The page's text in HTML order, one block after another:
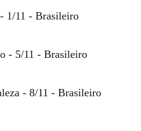
1/11 - Brasileiro
- 5/11 - Brasileiro
- 8/11 - Brasileiro